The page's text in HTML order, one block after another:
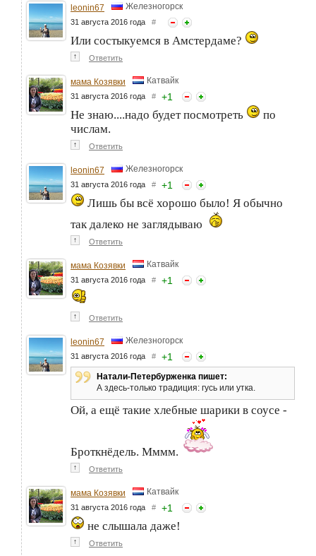
leonin67 Железногорск
31 августа 2016 года #
Или состыкуемся в Амстердаме?
↑ Ответить
мама Козявки Катвайк
31 августа 2016 года # +1
Не знаю....надо будет посмотреть
по
числам.
↑ Ответить
leonin67 Железногорск
31 августа 2016 года # +1
Лишь бы всё хорошо было! Я обычно
так далеко не заглядываю
↑ Ответить
мама Козявки Катвайк
31 августа 2016 года # +1
↑ Ответить
leonin67 Железногорск
31 августа 2016 года # +1
Натали-Петербурженка пишет:
А здесь-только традиция: гусь или утка.
Ой, а ещё такие хлебные шарики в соусе -
Броткнёдель. Мммм.
↑ Ответить
мама Козявки Катвайк
31 августа 2016 года # +1
не слышала даже!
↑ Ответить